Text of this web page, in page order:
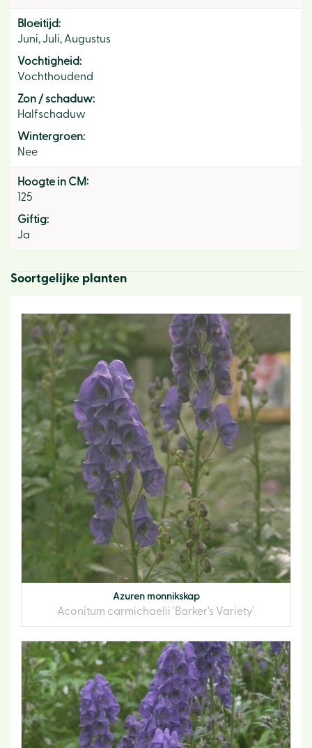
Bloeitijd:
Juni, Juli, Augustus
Vochtigheid:
Vochthoudend
Zon / schaduw:
Halfschaduw
Wintergroen:
Nee
Hoogte in CM:
125
Giftig:
Ja
Soortgelijke planten
Azuren monnikskap
Aconitum carmichaelii 'Barker's Variety'